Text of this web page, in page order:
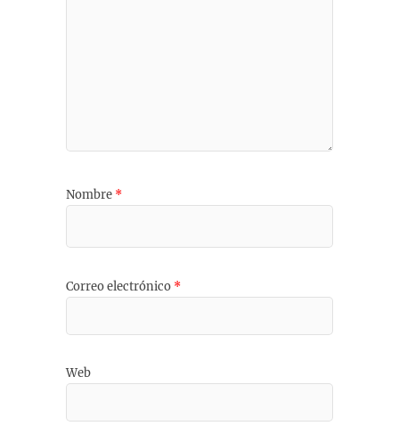
Nombre *
Correo electrónico *
Web